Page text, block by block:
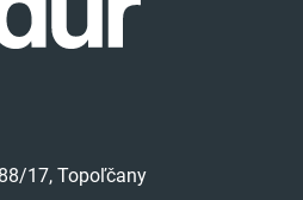
17, Topoľčany